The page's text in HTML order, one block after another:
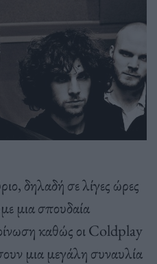
δηλαδή σε λίγες ώρες
μια σπουδαία
καθώς οι Coldplay
μια μεγάλη συναυλία